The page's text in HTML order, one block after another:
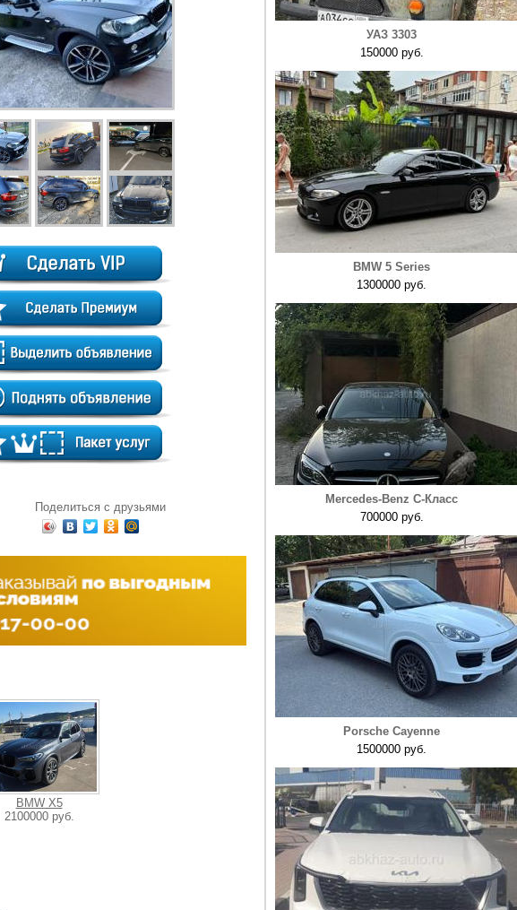
Поделиться с друзьями
BMW X5
2100000 руб.
УАЗ 3303
150000 руб.
BMW 5 Series
1300000 руб.
Mercedes-Benz C-Класс
700000 руб.
Porsche Cayenne
1500000 руб.